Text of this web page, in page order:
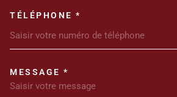
TÉLÉPHONE *
MESSAGE *